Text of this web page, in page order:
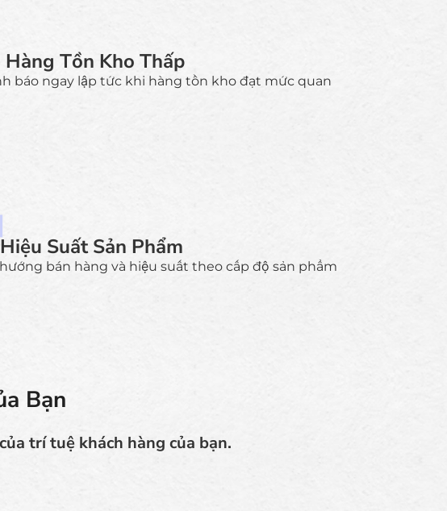
Hàng Tồn Kho Thấp
báo ngay lập tức khi hàng tồn kho đạt mức quan
Suất Sản Phẩm
bán hàng và hiệu suất theo cấp độ sản phẩm
Bạn
trí tuệ khách hàng của bạn.